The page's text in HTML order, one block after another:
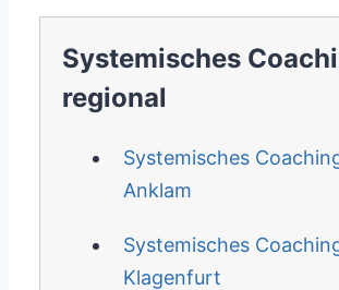
Systemisches
regional
Systemisches
Anklam
Systemisches
Klagenfurt